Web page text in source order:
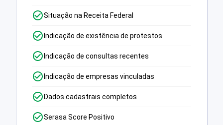
Situação na Receita Federal
Indicação de existência de protestos
Indicação de consultas recentes
Indicação de empresas vinculadas
Dados cadastrais completos
Serasa Score Positivo